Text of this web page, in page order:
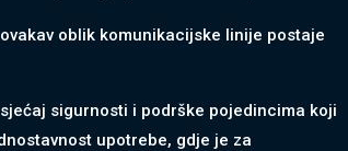
oblik komunikacijske linije postaje
sigurnosti i podrške pojedincima koji
upotrebe, gdje je za